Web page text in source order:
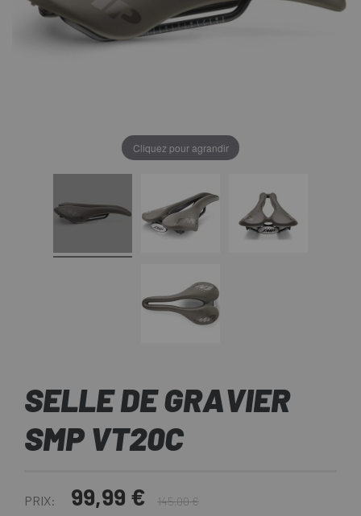
Cliquez pour agrandir
SELLE DE GRAVIER
SMP VT20C
PRIX: 99,99 € 145,00 €